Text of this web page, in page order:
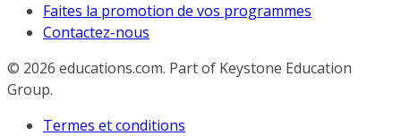
Faites la promotion de vos programmes
Contactez-nous
© 2026 educations.com. Part of Keystone Education
Group.
Termes et conditions